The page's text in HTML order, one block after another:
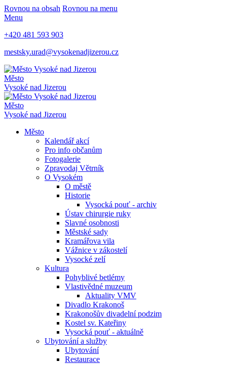
Rovnou na obsah Rovnou na menu
Menu
+420 481 593 903
mestsky.urad@vysokenadjizerou.cz
Město
Vysoké nad Jizerou
Město
Vysoké nad Jizerou
Město
Kalendář akcí
Pro info občanům
Fotogalerie
Zpravodaj Větrník
O Vysokém
O městě
Historie
Vysocká pouť - archiv
Ústav chirurgie ruky
Slavné osobnosti
Městské sady
Kramářova vila
Vážnice v zákostelí
Vysocké zelí
Kultura
Pohyblivé betlémy
Vlastivědné muzeum
Aktuality VMV
Divadlo Krakonoš
Krakonošův divadelní podzim
Kostel sv. Kateřiny
Vysocká pouť - aktuálně
Ubytování a služby
Ubytování
Restaurace